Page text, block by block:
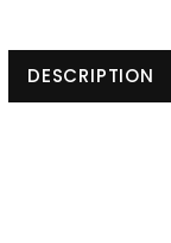
DESCRIPTION